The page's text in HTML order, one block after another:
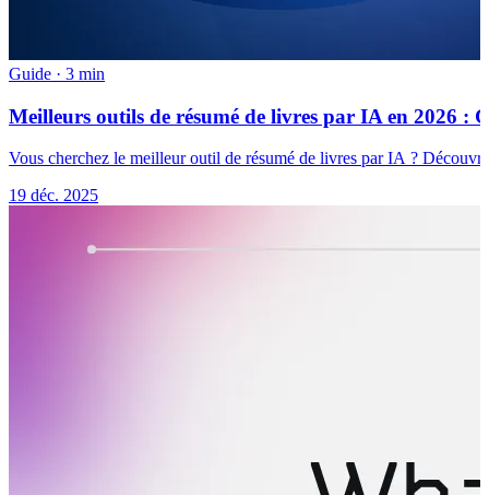
Guide · 3 min
Meilleurs outils de résumé de livres par IA en 2026 :
Vous cherchez le meilleur outil de résumé de livres par IA ?
19 déc. 2025